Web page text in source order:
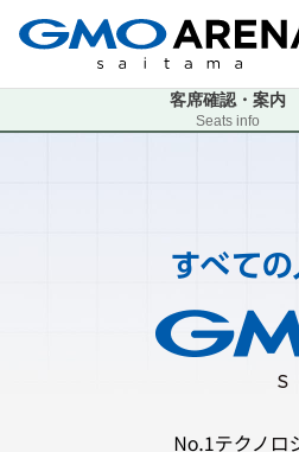
客席確認・案内
Seats info